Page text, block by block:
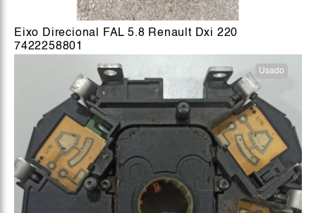
Eixo Direcional FAL 5.8 Renault Dxi 220
7422258801
Usado